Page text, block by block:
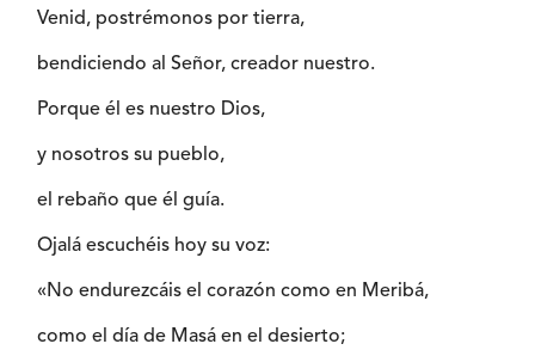
Venid, postrémonos por tierra,
bendiciendo al Señor, creador nuestro.
Porque él es nuestro Dios,
y nosotros su pueblo,
el rebaño que él guía.
Ojalá escuchéis hoy su voz:
«No endurezcáis el corazón como en Meribá,
como el día de Masá en el desierto;